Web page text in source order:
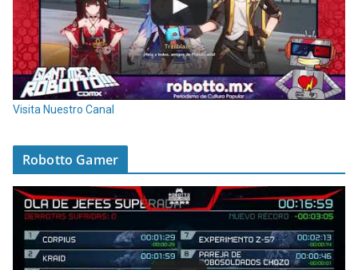
Visita Nuestro Canal
Robotto Gamer